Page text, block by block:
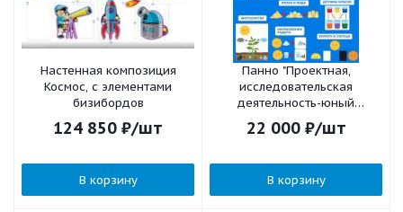
Настенная композиция
Космос, с элементами
бизибордов
124 850 ₽/шт
В корзину
Панно "Проектная,
исследовательская
деятельность-юный
исследователь"
22 000₽/шт
В корзину